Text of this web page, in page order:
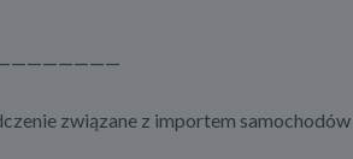
związane z importem